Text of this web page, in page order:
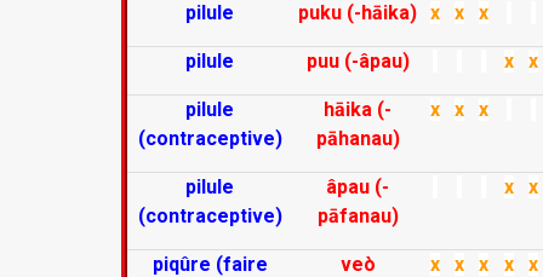
pilule puku (-hāika) x x x
pilule puu (-âpau) x x
pilule
(contraceptive)
hāika (-
pāhanau)
x x x
pilule
(contraceptive)
âpau (-
pāfanau)
x x
piqûre (faire
veò x x x x x